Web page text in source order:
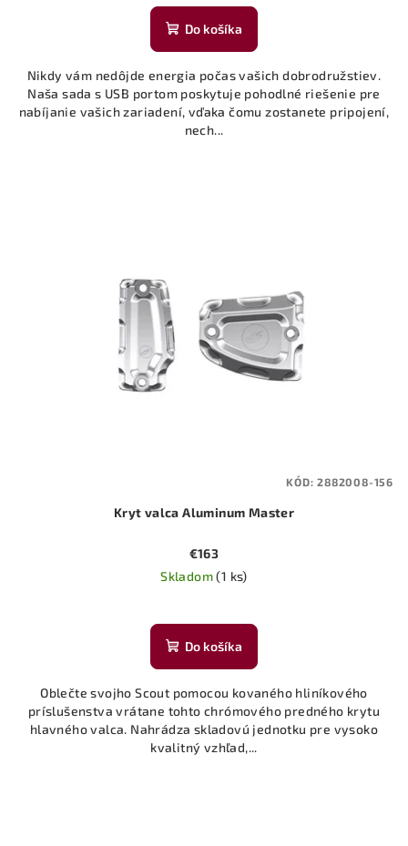
Do košíka
Nikdy vám nedôjde energia počas vašich dobrodružstiev.
Naša sada s USB portom poskytuje pohodlné riešenie pre
nabíjanie vašich zariadení, vďaka čomu zostanete pripojení,
nech...
Kryt valca Aluminum Master
€163
Skladom(1 ks)
Do košíka
Oblečte svojho Scout pomocou kovaného hliníkového
príslušenstva vrátane tohto chrómového predného krytu
hlavného valca. Nahrádza skladovú jednotku pre vysoko
kvalitný vzhľad,...
KÓD:2882008-156